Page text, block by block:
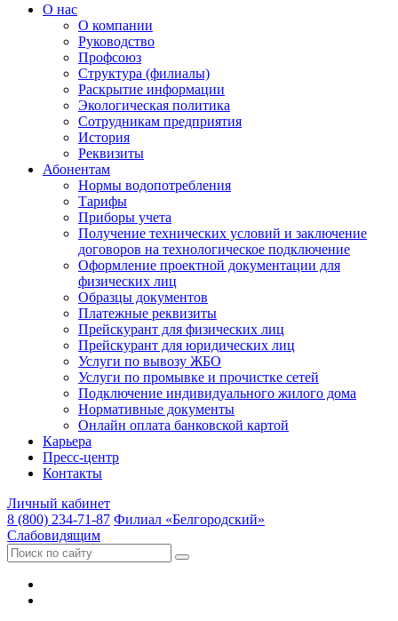
О нас
О компании
Руководство
Профсоюз
Структура (филиалы)
Раскрытие информации
Экологическая политика
Сотрудникам предприятия
История
Реквизиты
Абонентам
Нормы водопотребления
Тарифы
Приборы учета
Получение технических условий и заключение
договоров на технологическое подключение
Оформление проектной документации для
физических лиц
Образцы документов
Платежные реквизиты
Прейскурант для физических лиц
Прейскурант для юридических лиц
Услуги по вывозу ЖБО
Услуги по промывке и прочистке сетей
Подключение индивидуального жилого дома
Нормативные документы
Онлайн оплата банковской картой
Карьера
Пресс-центр
Контакты
Личный кабинет
8 (800) 234-71-87 Филиал «Белгородский»
Слабовидящим